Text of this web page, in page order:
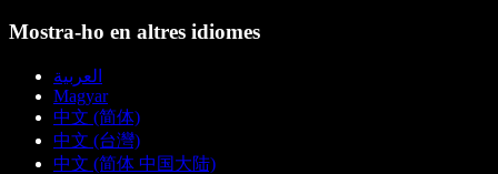
Mostra-ho en altres idiomes
العربية
Magyar
中文 (简体)
中文 (台灣)
中文 (简体 中国大陆)